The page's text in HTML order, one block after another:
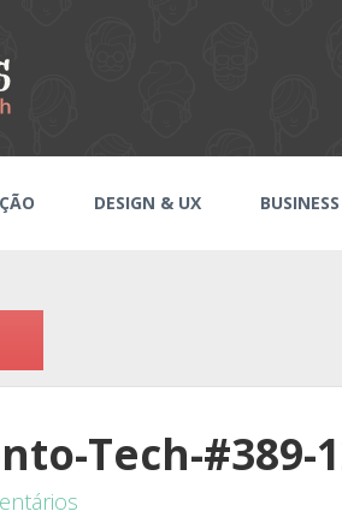
DESIGN & UX BUSINESS
Tech-#389-